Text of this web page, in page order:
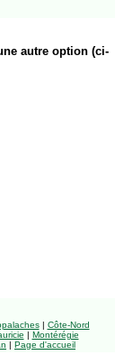
autre option (ci-
| Côte-Nord
| Montérégie
| Page d'accueil